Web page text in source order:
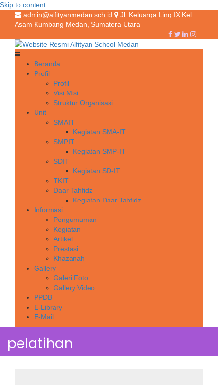
Skip to content
admin@alfityanmedan.sch.id
Jl. Keluarga Ling IX Kel.
Asam Kumbang Medan, Sumatera Utara
Beranda
Profil
Profil
Visi Misi
Struktur Organisasi
Unit
SMAIT
Kegiatan SMA-IT
SMPIT
Kegiatan SMP-IT
SDIT
Kegiatan SD-IT
TKIT
Daar Tahfidz
Kegiatan Daar Tahfidz
Informasi
Pengumuman
Kegiatan
Artikel
Prestasi
Khazanah
Gallery
Galeri Foto
Gallery Video
PPDB
E-Library
E-Mail
pelatihan